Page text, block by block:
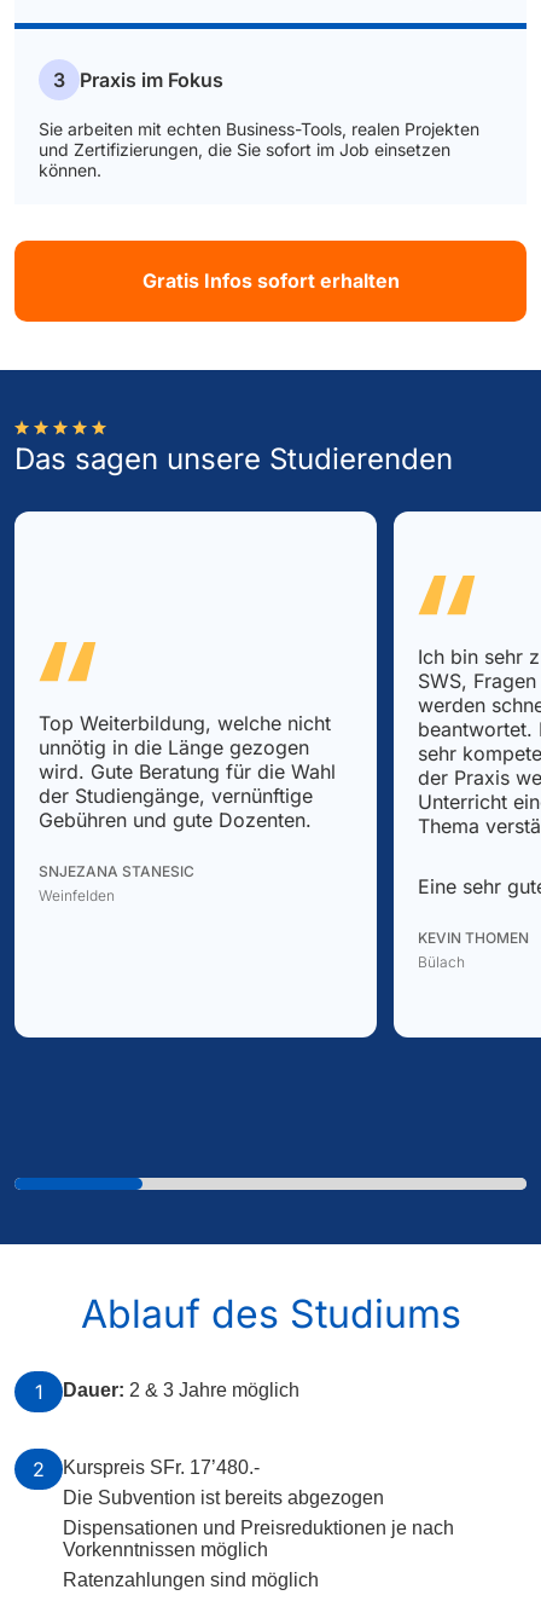
3 Praxis im Fokus
Sie arbeiten mit echten Business-Tools, realen Projekten
und Zertifizierungen, die Sie sofort im Job einsetzen
können.
Gratis Infos sofort erhalten
Das sagen unsere Studierenden
Top Weiterbildung, welche nicht
unnötig in die Länge gezogen
wird. Gute Beratung für die Wahl
der Studiengänge, vernünftige
Gebühren und gute Dozenten.
SNJEZANA STANESIC
Weinfelden
Ich bin sehr
SWS,
werden
beantwortet.
sehr
der Praxis
Unterricht
Thema
Eine sehr
KEVIN THOMEN
Bülach
Ablauf des Studiums
1 Dauer: 2 & 3 Jahre möglich
2
Kurspreis SFr. 17’480.-
Die Subvention ist bereits abgezogen
Dispensationen und Preisreduktionen je nach
Vorkenntnissen möglich
Ratenzahlungen sind möglich